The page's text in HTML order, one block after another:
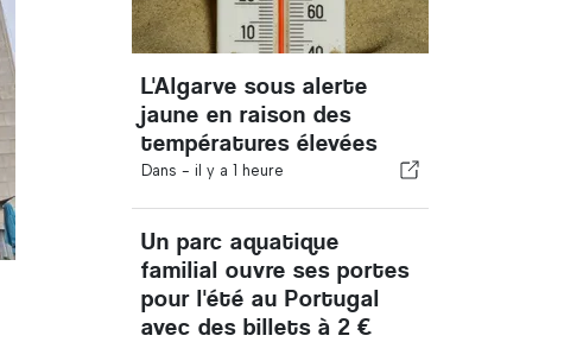
L'Algarve sous alerte
jaune en raison des
températures élevées
Dans - il y a 1 heure
Un parc aquatique
familial ouvre ses portes
pour l'été au Portugal
avec des billets à 2 €